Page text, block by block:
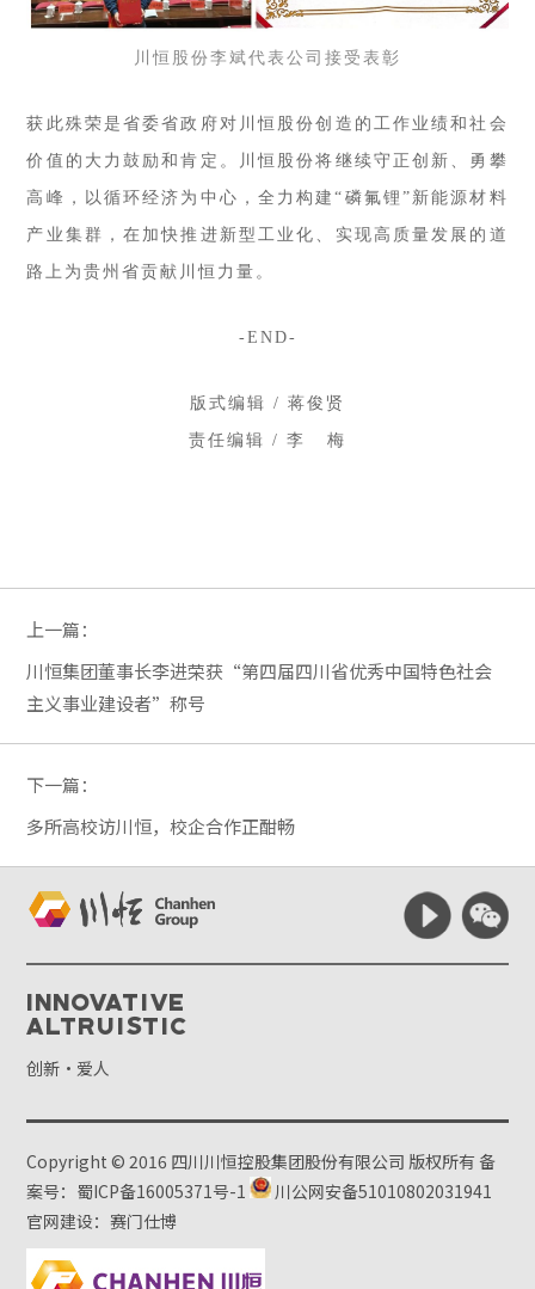
川恒股份李斌代表公司接受表彰
获此殊荣是省委省政府对川恒股份创造的工作业绩和社会
价值的大力鼓励和肯定。川恒股份将继续守正创新、勇攀
高峰，以循环经济为中心，全力构建“磷氟锂”新能源材料
产业集群，在加快推进新型工业化、实现高质量发展的道
路上为贵州省贡献川恒力量。
-END-
版式编辑 / 蒋俊贤
责任编辑 / 李 梅
上一篇：
川恒集团董事长李进荣获“第四届四川省优秀中国特色社会
主义事业建设者”称号
下一篇：
多所高校访川恒，校企合作正酣畅
Innovative
Altruistic
创新·爱人
Copyright © 2016 四川川恒控股集团股份有限公司 版权所有备
案号：蜀ICP备16005371号-1
川公网安备51010802031941
官网建设：赛门仕博